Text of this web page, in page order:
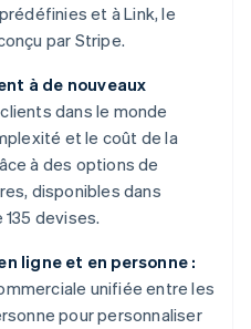
et à Link, le
par Stripe.
à de nouveaux
dans le monde
et le coût de la
à des options de
disponibles dans
devises.
ligne et en personne :
unifiée entre les
pour personnaliser